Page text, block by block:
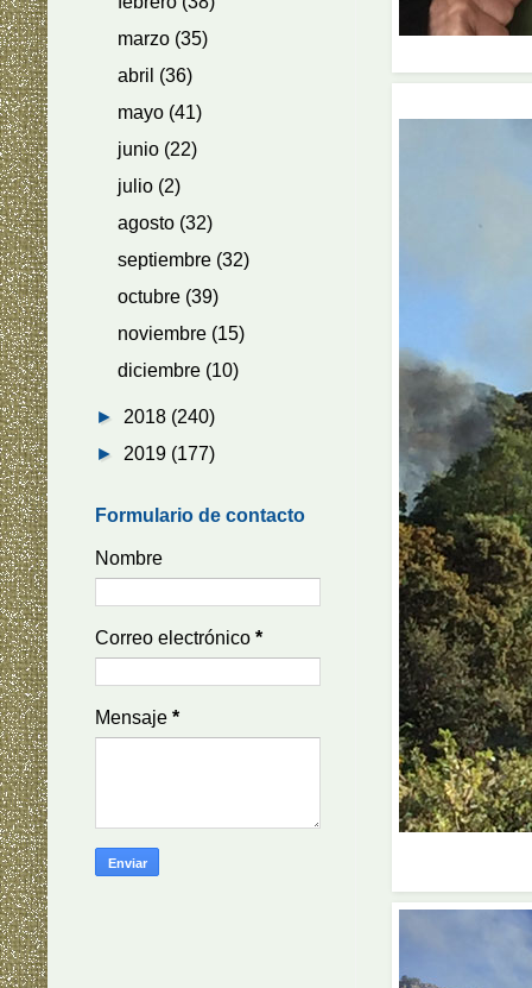
marzo (35)
abril (36)
mayo (41)
junio (22)
julio (2)
agosto (32)
septiembre (32)
octubre (39)
noviembre (15)
diciembre (10)
► 2018 (240)
► 2019 (177)
Formulario de contacto
Nombre
Correo electrónico *
Mensaje *